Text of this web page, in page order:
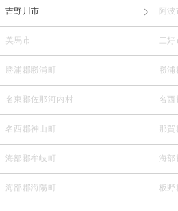
吉野川市 阿波
美馬市 三好
勝浦郡勝浦町 勝浦
名東郡佐那河内村 名西
名西郡神山町 那賀
海部郡牟岐町 海部
海部郡海陽町 板野